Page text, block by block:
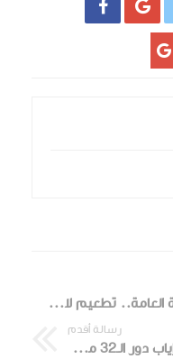
 
الأهلي يواصل اهتمامه بالصحة العامة.. تطعيم لاعبي الفريق ضد فيروس «A
رسالة أقدم
شاهد مباراة الأهلي وإيجل نوار في إياب دور الـ32 من دوري أبطال إفريقيا عبر موقع كوره 9090